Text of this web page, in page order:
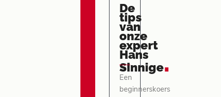
De
tips
van
onze
expert
Hans
Sinnige.
Een
beginnerskoers